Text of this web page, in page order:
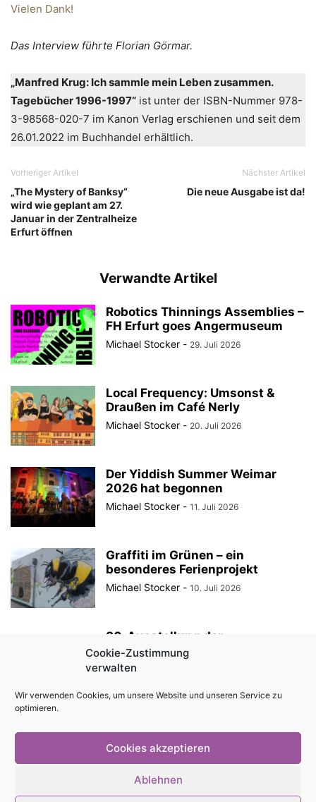
Cookie-Zustimmung
verwalten
Wir verwenden Cookies, um unsere Website und unseren Service zu
optimieren.
Cookies akzeptieren
Ablehnen
Vielen Dank!
Das Interview führte Florian Görmar.
„Manfred Krug: Ich sammle mein Leben zusammen.
Tagebücher 1996-1997“ ist unter der ISBN-Nummer 978-
3-98568-020-7 im Kanon Verlag erschienen und seit dem
26.01.2022 im Buchhandel erhältlich.
Vorheriger Artikel
„The Mystery of Banksy“
wird wie geplant am 27.
Januar in der Zentralheize
Erfurt öffnen
Nächster Artikel
Die neue Ausgabe ist da!
Verwandte Artikel
Robotics Thinnings Assemblies –
FH Erfurt goes Angermuseum
Michael Stocker - 29. Juli 2026
Local Frequency: Umsonst &
Draußen im Café Nerly
Michael Stocker - 20. Juli 2026
Der Yiddish Summer Weimar
2026 hat begonnen
Michael Stocker - 11. Juli 2026
Graffiti im Grünen – ein
besonderes Ferienprojekt
Michael Stocker - 10. Juli 2026
30. Ausstellung der
StadtRaumBoxen am
KulturQuartier Schauspielhaus
Sommertheater im Innenhof des
Angermuseums Erfurt
Michael Stocker - 6. Juli 2026